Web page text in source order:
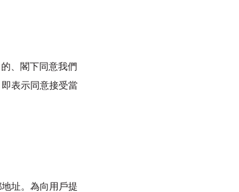
、閣下同意我們
表示同意接受當
址。為向用戶提